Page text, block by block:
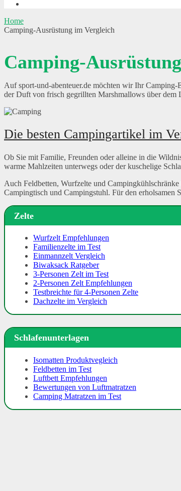
Home
Camping-Ausrüstung im Vergleich
Camping-
Auf sport-und-abenteuer.de möchten wir Ihr
der Duft von frisch gegrillten Marshmallows über dem
Die besten Campingartikel im
Ob Sie mit Familie, Freunden oder alleine in die
warme Mahlzeiten unterwegs oder der kuschelige
Auch Feldbetten, Wurfzelte und
Campingtisch und Campingstuhl. Für den erholsamen
Zelte
Wurfzelt Empfehlungen
Familienzelte im Test
Einmannzelt Vergleich
Biwaksack Ratgeber
3-Personen Zelt im Test
2-Personen Zelt Empfehlungen
Testbreichte für 4-Personen Zelte
Dachzelte im Vergleich
Schlafenunterlagen
Isomatten Produktvegleich
Feldbetten im Test
Luftbett Empfehlungen
Bewertungen von Luftmatratzen
Camping Matratzen im Test